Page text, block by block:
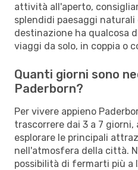
attività all'aperto,
splendidi paesaggi naturali
destinazione ha qualcosa
viaggi da solo, in coppia o
Quanti giorni sono
Paderborn?
Per vivere appieno
trascorrere dai 3 a 7 giorni,
esplorare le principali
nell'atmosfera della città.
possibilità di fermarti più a